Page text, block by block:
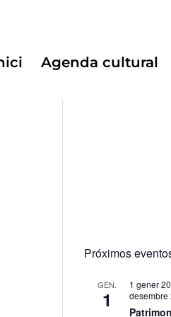
Agenda cultural
Próximos
GEN.
1
1 gener
desembre